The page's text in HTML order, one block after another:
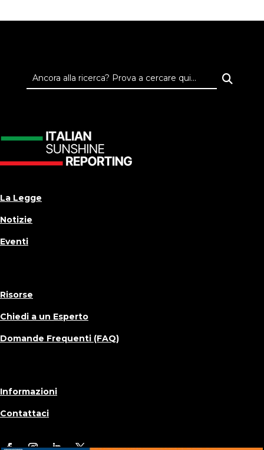
La Legge
Notizie
Eventi
Risorse
Chiedi a un Esperto
Domande Frequenti (FAQ)
Informazioni
Contattaci